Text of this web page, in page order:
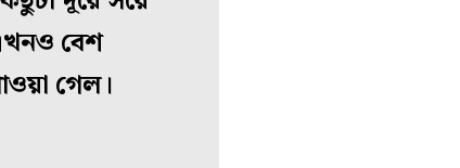
বেশ
গেল।